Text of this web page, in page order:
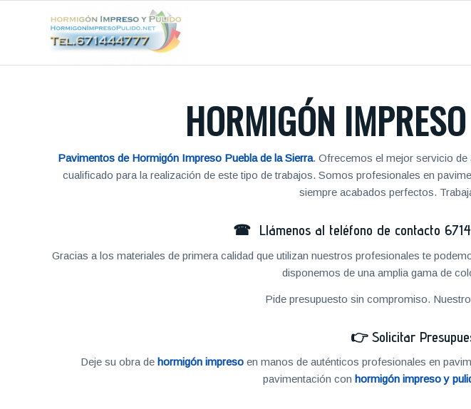
HORMIGÓN
Pavimentos de Hormigón Impreso Puebla de la Sierra. Ofrecemos el mejor servicio de
cualificado para la realización de este tipo de trabajos. Somos profesionales en
siempre acabados perfectos.
☎ Llámenos al teléfono de contacto
Gracias a los materiales de primera calidad que utilizan nuestros profesionales te
disponemos de una amplia gama de
Pide presupuesto sin compromiso.
👉 Solicitar
Deje su obra de hormigón impresoen manos de auténticos profesionales en
pavimentación con hormigón impreso y